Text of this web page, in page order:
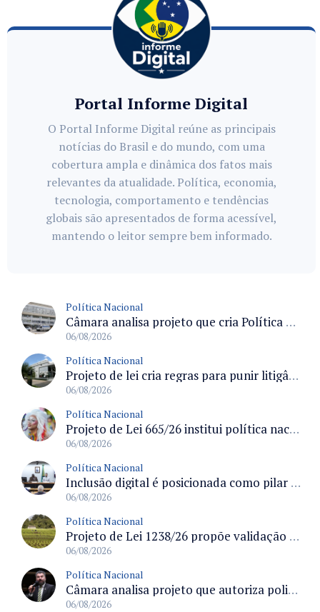
Portal Informe Digital
O Portal Informe Digital reúne as principais
notícias do Brasil e do mundo, com uma
cobertura ampla e dinâmica dos fatos mais
relevantes da atualidade. Política, economia,
tecnologia, comportamento e tendências
globais são apresentados de forma acessível,
mantendo o leitor sempre bem informado.
Política Nacional
Câmara analisa projeto que cria Política Nacional de Qualificação e Valorização da Preceptoria na Residência Médica
06/08/2026
Política Nacional
Projeto de lei cria regras para punir litigância abusiva reversa e integrar sistemas do Judiciário
06/08/2026
Política Nacional
Projeto de Lei 665/26 institui política nacional para prevenção ao transfeminicídio e prevê medidas de proteção e reparação
06/08/2026
Política Nacional
Inclusão digital é posicionada como pilar essencial da reurbanização de favelas e periferias
06/08/2026
Política Nacional
Projeto de Lei 1238/26 propõe validação automática do Cadastro Ambiental Rural para imóveis de até quatro módulos fiscais
06/08/2026
Política Nacional
Câmara analisa projeto que autoriza policiais civis embarcarem armados em aeronaves civis mediante regras
06/08/2026